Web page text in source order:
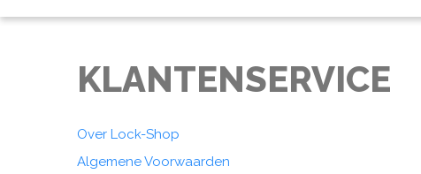
KLANTENSERVICE
Over Lock-Shop
Algemene Voorwaarden